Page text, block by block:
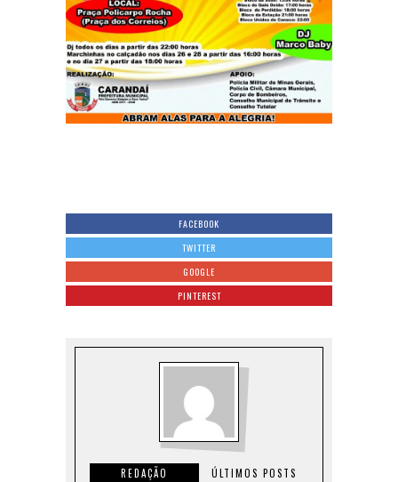
FACEBOOK
TWITTER
GOOGLE
PINTEREST
REDAÇÃO ÚLTIMOS POSTS